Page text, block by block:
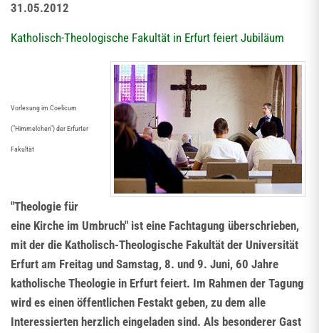
31.05.2012
Katholisch-Theologische Fakultät in Erfurt feiert Jubiläum
Vorlesung im Coelicum
("Himmelchen") der Erfurter
Fakultät
"Theologie für
eine Kirche im Umbruch" ist eine Fachtagung überschrieben,
mit der die Katholisch-Theologische Fakultät der Universität
Erfurt am Freitag und Samstag, 8. und 9. Juni, 60 Jahre
katholische Theologie in Erfurt feiert. Im Rahmen der Tagung
wird es einen öffentlichen Festakt geben, zu dem alle
Interessierten herzlich eingeladen sind. Als besonderer Gast